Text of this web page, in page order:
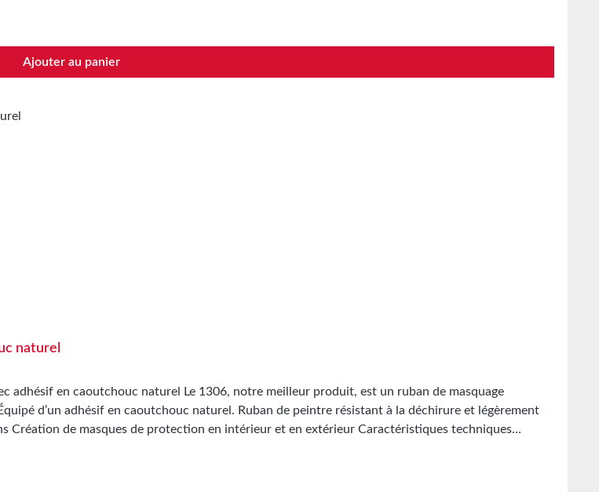
Ajouter au panier
naturel
adhésif en caoutchouc naturel Le 1306, notre meilleur produit, est un ruban de masquage
d’un adhésif en caoutchouc naturel. Ruban de peintre résistant à la déchirure et légèrement
de masques de protection en intérieur et en extérieur Caractéristiques techniques